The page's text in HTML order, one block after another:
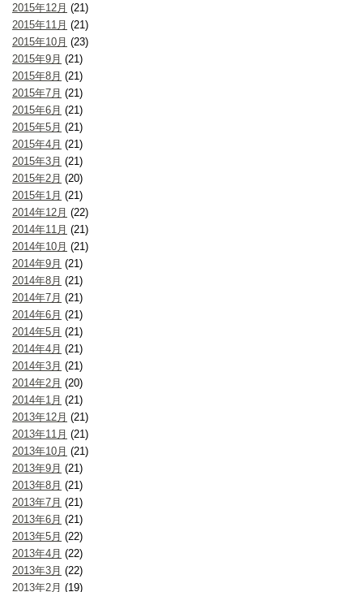
2015年12月 (21)
2015年11月 (21)
2015年10月 (23)
2015年9月 (21)
2015年8月 (21)
2015年7月 (21)
2015年6月 (21)
2015年5月 (21)
2015年4月 (21)
2015年3月 (21)
2015年2月 (20)
2015年1月 (21)
2014年12月 (22)
2014年11月 (21)
2014年10月 (21)
2014年9月 (21)
2014年8月 (21)
2014年7月 (21)
2014年6月 (21)
2014年5月 (21)
2014年4月 (21)
2014年3月 (21)
2014年2月 (20)
2014年1月 (21)
2013年12月 (21)
2013年11月 (21)
2013年10月 (21)
2013年9月 (21)
2013年8月 (21)
2013年7月 (21)
2013年6月 (21)
2013年5月 (22)
2013年4月 (22)
2013年3月 (22)
2013年2月 (19)